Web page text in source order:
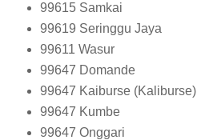
99615 Samkai
99619 Seringgu Jaya
99611 Wasur
99647 Domande
99647 Kaiburse (Kaliburse)
99647 Kumbe
99647 Onggari